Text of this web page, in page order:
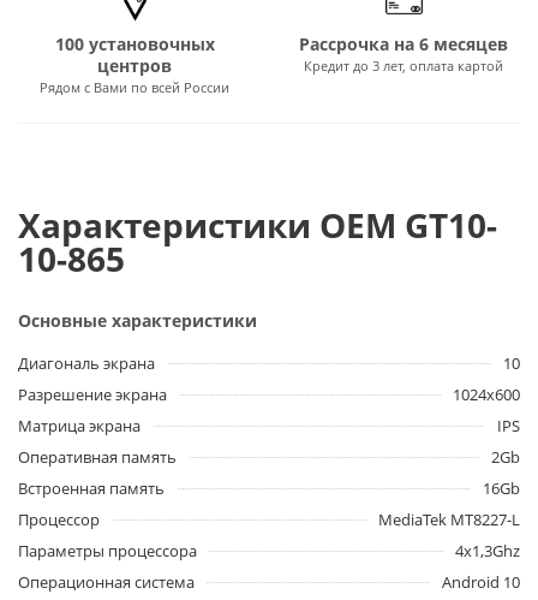
100 установочных
центров
Рядом с Вами по всей России
Рассрочка на 6 месяцев
Кредит до 3 лет, оплата картой
Характеристики OEM GT10-
10-865
Основные характеристики
Диагональ экрана
10
Разрешение экрана
1024x600
Матрица экрана
IPS
Оперативная память
2Gb
Встроенная память
16Gb
Процессор
MediaTek MT8227-L
Параметры процессора
4x1,3Ghz
Операционная система
Android 10